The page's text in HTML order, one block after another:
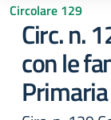
Circolare 129
Circ. n.
con le
Primaria